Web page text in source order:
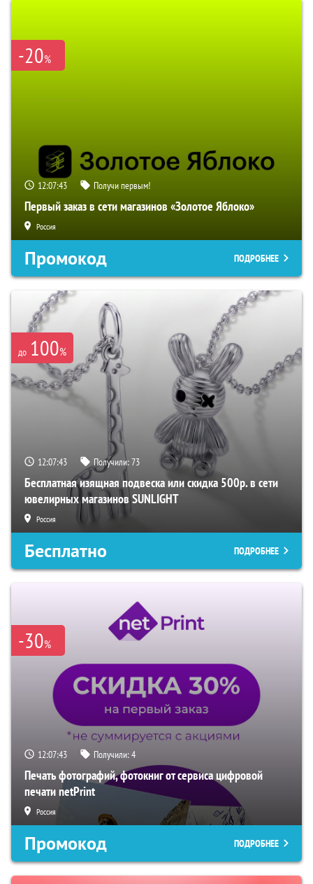
-20%
12:07:42 Получи первым!
Первый заказ в сети магазинов «Золотое Яблоко»
Россия
Промокод ПОДРОБНЕЕ
до 100%
12:07:42 Получили:73
Бесплатная изящная подвеска или скидка 500р. в сети
ювелирных магазинов SUNLIGHT
Россия
Бесплатно ПОДРОБНЕЕ
-30%
12:07:42 Получили:4
Печать фотографий, фотокниг от сервиса цифровой
печати netPrint
Россия
Промокод ПОДРОБНЕЕ